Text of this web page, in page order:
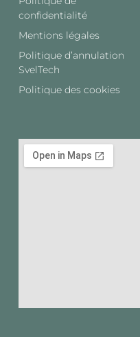
confidentialité
Mentions légales
Politique d’annulation
SvelTech​
Politique des cookies